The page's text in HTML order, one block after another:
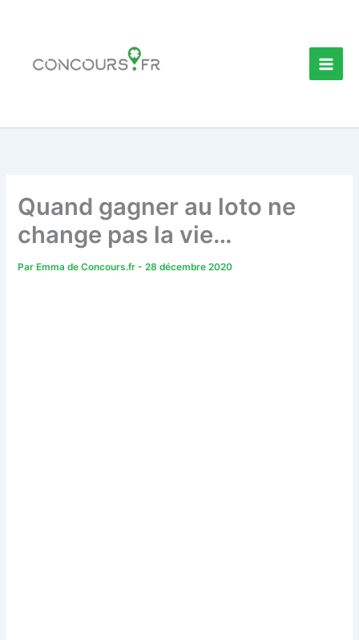
Quand gagner au loto ne
change pas la vie…
Par Emma de Concours.fr-28 décembre 2020